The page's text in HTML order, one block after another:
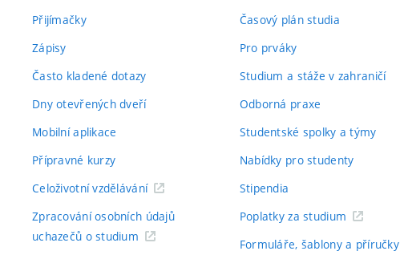
Přijímačky
Zápisy
Často kladené dotazy
Dny otevřených dveří
Mobilní aplikace
Přípravné kurzy
Celoživotní vzdělávání
Zpracování osobních údajů
uchazečů o studium
Časový plán studia
Pro prváky
Studium a stáže v zahraničí
Odborná praxe
Studentské spolky a týmy
Nabídky pro studenty
Stipendia
Poplatky za studium
Formuláře, šablony a příručky